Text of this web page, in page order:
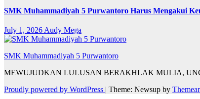
SMK Muhammadiyah 5 Purwantoro Harus Mengakui
July 1, 2026 Audy Mega
SMK Muhammadiyah 5 Purwantoro
MEWUJUDKAN LULUSAN BERAKHLAK MULIA,
Proudly powered by WordPress | Theme: Newsup by